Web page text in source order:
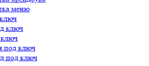
меню
ключ
под ключ
под ключ